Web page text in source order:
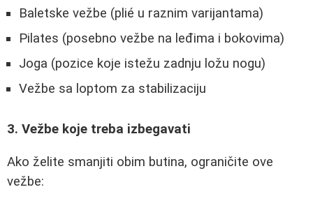
Baletske vežbe (plié u raznim varijantama)
Pilates (posebno vežbe na leđima i bokovima)
Joga (pozice koje istežu zadnju ložu nogu)
Vežbe sa loptom za stabilizaciju
3. Vežbe koje treba izbegavati
Ako želite smanjiti obim butina, ograničite ove
vežbe: